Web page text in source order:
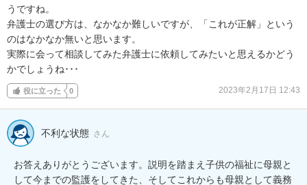
うですね。
弁護士の選び方は、なかなか難しいですが、「これが正解」という
のはなかなか無いと思います。
実際に会って相談してみた弁護士に依頼してみたいと思えるかどう
かでしょうね･･･
役に立った 0 2023年2月17日 12:43
不利な状態 さん
お答えありがとうございます。説明を踏まえ子供の福祉に母親と
して今までの監護をしてきた、そしてこれからも母親として義務